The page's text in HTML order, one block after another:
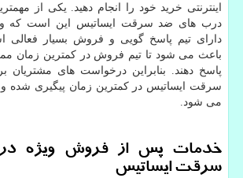
اینترنتی خرید خود را انجام دهید. یکی از
درب های ضد سرقت ایساتیس این است که
دارای تیم پاسخ گویی و فروش بسیار
باعث می شود تا تیم فروش در کمترین زمان
پاسخ دهند. بنابراین درخواست های مشتریان
سرقت ایساتیس در کمترین زمان پیگیری شده و
می شود.
خدمات پس از فروش ویژه
سرقت ایساتیس